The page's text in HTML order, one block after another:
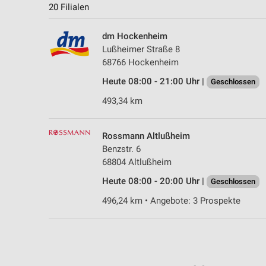
20 Filialen
dm Hockenheim
Lußheimer Straße 8
68766 Hockenheim
Heute 08:00 - 21:00 Uhr |
Geschlossen
493,34 km
Rossmann Altlußheim
Benzstr. 6
68804 Altlußheim
Heute 08:00 - 20:00 Uhr |
Geschlossen
496,24 km • Angebote: 3 Prospekte